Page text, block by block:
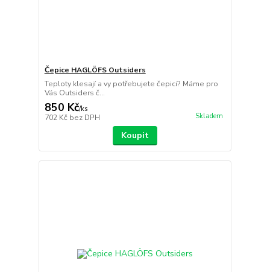
Čepice HAGLÖFS Outsiders
Teploty klesají a vy potřebujete čepici? Máme pro
Vás Outsiders č...
850 Kč/ks
702 Kč bez DPH Skladem
Koupit